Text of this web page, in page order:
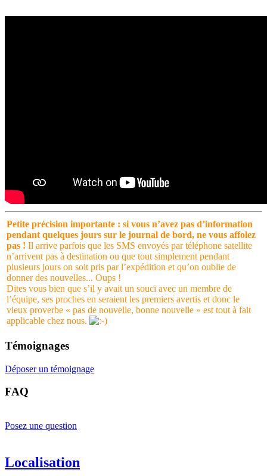
Petite précision importante : si vous n’avez pas d’information
pendant quelques jours sur le journal de bord, ne vous affolez
pas ! Il arrive parfois que les SMS envoyés par téléphone satellite
n’arrivent pas à destination ou que tout simplement pendant
plusieurs jours on soit pris par l’expédition et qu’on oublie de
donner des nouvelles... Oups !
Dites vous bien que s’il y avait un souci avec un membre de
l’équipe, ses proches en seraient les premiers avertis et donc le
vieux proverbe « pas de nouvelle, bonne nouvelle » est tout à fait
applicable chez nous.
Témoignages
Déposer un témoignage
FAQ
Posez une question
Localisation